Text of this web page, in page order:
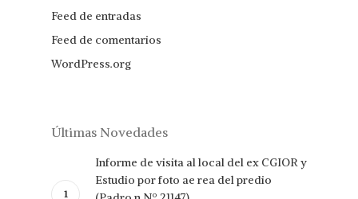
Feed de entradas
Feed de comentarios
WordPress.org
Últimas Novedades
Informe de visita al local del ex CGIOR y
Estudio por foto ae rea del predio